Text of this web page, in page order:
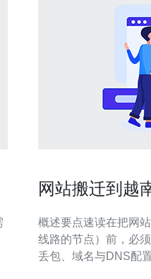
网站搬迁到越
概述要点速读在把网
线路的节点）前，必
丢包、域名与DNS配